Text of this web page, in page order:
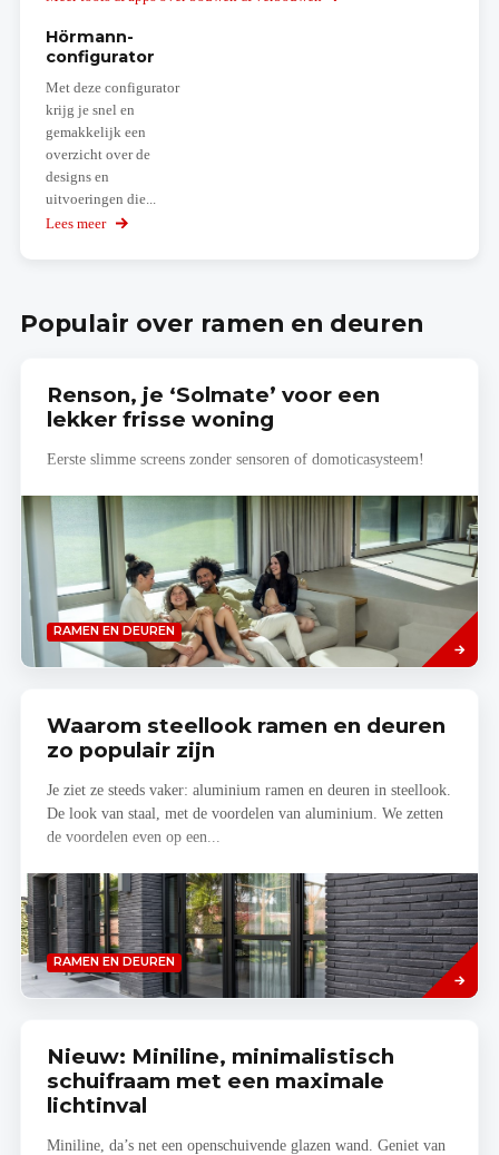
Hörmann-
configurator
Met deze configurator
krijg je snel en
gemakkelijk een
overzicht over de
designs en
uitvoeringen die...
Lees meer over
Populair over ramen en deuren
Renson, je ‘Solmate’ voor een
lekker frisse woning
Eerste slimme screens zonder sensoren of domoticasysteem!
RAMEN EN DEUREN
meer
Waarom steellook ramen en deuren
zo populair zijn
Je ziet ze steeds vaker: aluminium ramen en deuren in steellook.
De look van staal, met de voordelen van aluminium. We zetten
de voordelen even op een...
RAMEN EN DEUREN
Lees
meer
Nieuw: Miniline, minimalistisch
schuifraam met een maximale
lichtinval
Miniline, da’s net een openschuivende glazen wand. Geniet van